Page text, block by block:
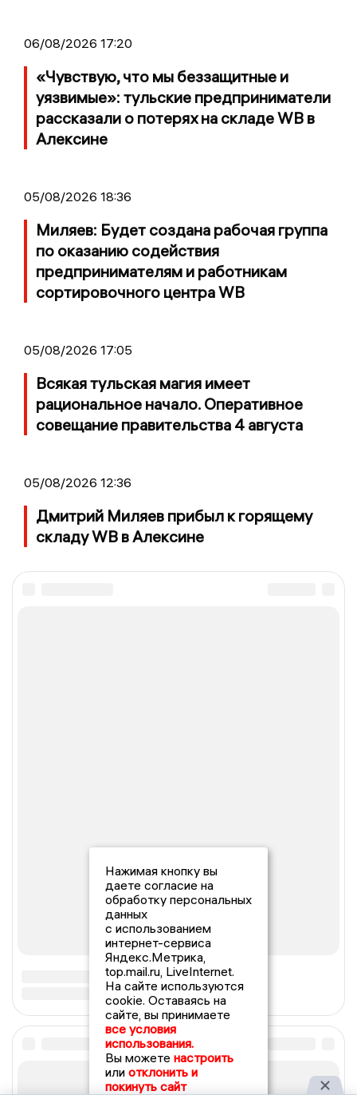
06/08/2026 17:20
«Чувствую, что мы беззащитные и
уязвимые»: тульские предприниматели
рассказали о потерях на складе WB в
Алексине
05/08/2026 18:36
Миляев: Будет создана рабочая группа
по оказанию содействия
предпринимателям и работникам
сортировочного центра WB
05/08/2026 17:05
Всякая тульская магия имеет
рациональное начало. Оперативное
совещание правительства 4 августа
05/08/2026 12:36
Дмитрий Миляев прибыл к горящему
складу WB в Алексине
Нажимая кнопку вы
даете согласие на
обработку персональных
данных
с использованием
интернет-сервиса
Яндекс.Метрика,
top.mail.ru, LiveInternet.
На сайте используются
cookie. Оставаясь на
сайте, вы принимаете
все условия
использования.
Вы можете настроить
или отклонить и
покинуть сайт